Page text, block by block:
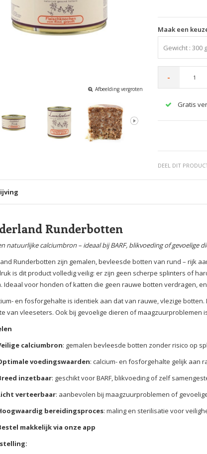
Afbeelding vergroten
Maak een
Gewicht : 300
-
Gratis
DEEL DIT
Runderbotten
natuurlijke calciumbron – ideaal bij BARF, blikvoeding of gevoelige
Runderbotten zijn gemalen, bevleesde botten van rund – rijk
is dit product volledig veilig: er zijn geen scherpe splinters of
Ideaal voor honden of katten die geen rauwe botten verdragen,
en fosforgehalte is identiek aan dat van rauwe, vlezige
van vleeseters. Ook bij gevoelige dieren of maagzuurproblemen
calciumbron: gemalen bevleesde botten zonder risico op
voedingswaarden: calcium- en fosforgehalte gelijk aan
inzetbaar: geschikt voor BARF, blikvoeding of zelf
verteerbaar: aanbevolen bij maagzuurproblemen of
bereidingsproces: maling en sterilisatie voor
makkelijk via onze app